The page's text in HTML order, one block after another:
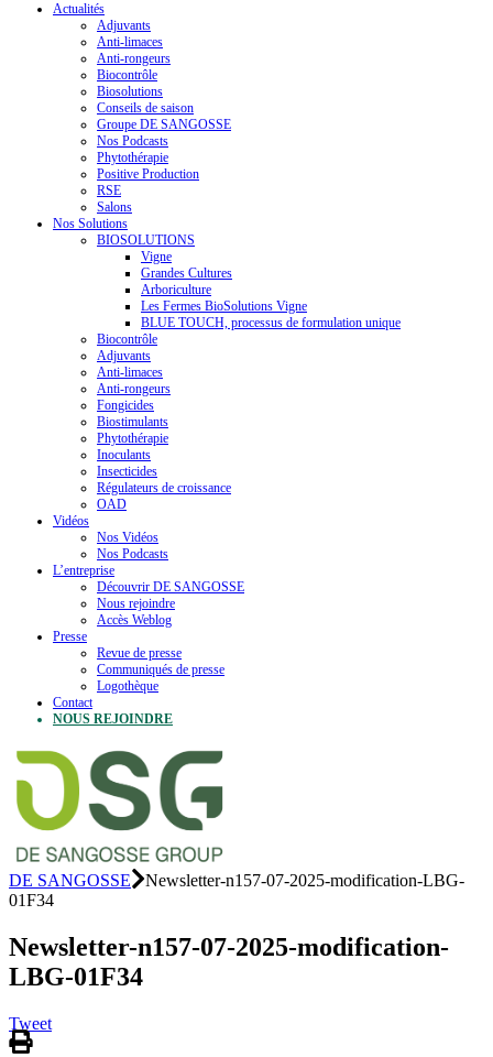
Actualités
Adjuvants
Anti-limaces
Anti-rongeurs
Biocontrôle
Biosolutions
Conseils de saison
Groupe DE SANGOSSE
Nos Podcasts
Phytothérapie
Positive Production
RSE
Salons
Nos Solutions
BIOSOLUTIONS
Vigne
Grandes Cultures
Arboriculture
Les Fermes BioSolutions Vigne
BLUE TOUCH, processus de formulation unique
Biocontrôle
Adjuvants
Anti-limaces
Anti-rongeurs
Fongicides
Biostimulants
Phytothérapie
Inoculants
Insecticides
Régulateurs de croissance
OAD
Vidéos
Nos Vidéos
Nos Podcasts
L’entreprise
Découvrir DE SANGOSSE
Nous rejoindre
Accès Weblog
Presse
Revue de presse
Communiqués de presse
Logothèque
Contact
NOUS REJOINDRE
DE SANGOSSE
Newsletter-n157-07-2025-modification-LBG-
01F34
Newsletter-n157-07-2025-modification-
LBG-01F34
Tweet